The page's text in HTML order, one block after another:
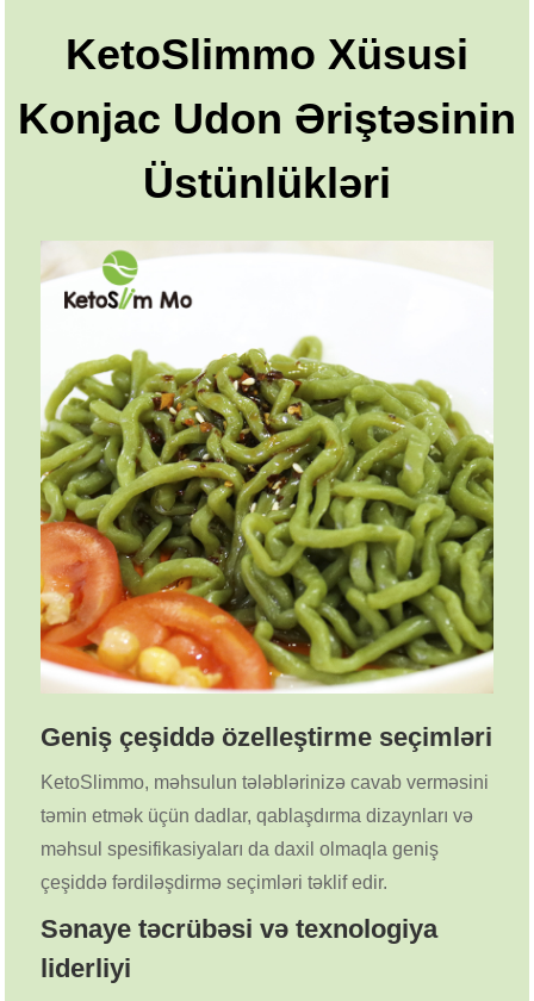
KetoSlimmo Xüsusi
Konjac Udon Əriştəsinin
Üstünlükləri
Geniş çeşiddə özelleştirme seçimləri
KetoSlimmo, məhsulun tələblərinizə cavab verməsini
təmin etmək üçün dadlar, qablaşdırma dizaynları və
məhsul spesifikasiyaları da daxil olmaqla geniş
çeşiddə fərdiləşdirmə seçimləri təklif edir.
Sənaye təcrübəsi və texnologiya
liderliyi